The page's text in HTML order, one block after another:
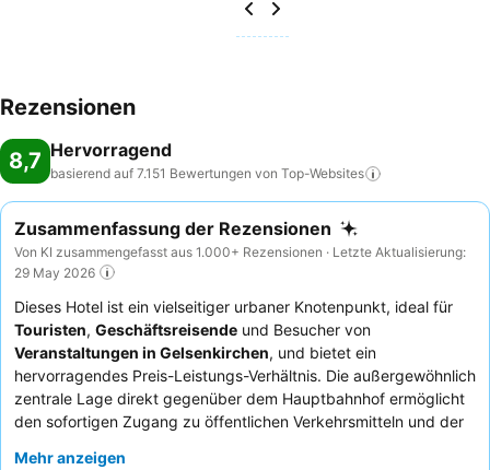
Rezensionen
8,7 Hervorragend
basierend auf 7.151 Bewertungen von Top-Websites
Zusammenfassung der Rezensionen
Von KI zusammengefasst aus 1.000+ Rezensionen · Letzte Aktualisierung:
29 May 2026
Dieses Hotel ist ein vielseitiger urbaner Knotenpunkt, ideal für
Touristen, Geschäftsreisende und Besucher von
Veranstaltungen in Gelsenkirchen, und bietet ein
hervorragendes Preis-Leistungs-Verhältnis. Die außergewöhnlich
zentrale Lage direkt gegenüber dem Hauptbahnhof ermöglicht
den sofortigen Zugang zu öffentlichen Verkehrsmitteln und der
Mehr anzeigen